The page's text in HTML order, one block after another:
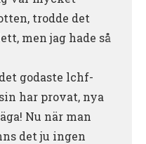
trodde det
men jag hade så
godaste lchf-
har provat, nya
Nu när man
det ju ingen